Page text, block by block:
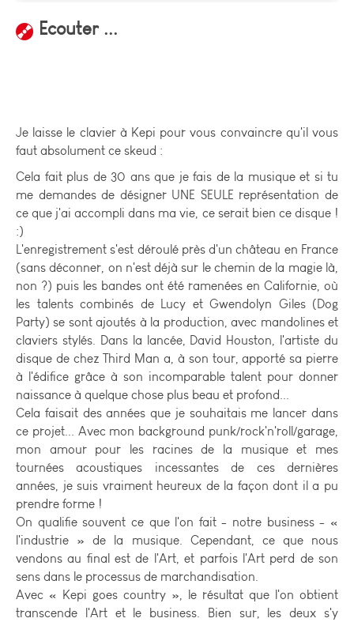
Ecouter ...
Je laisse le clavier à Kepi pour vous convaincre qu'il vous
faut absolument ce skeud :
Cela fait plus de 30 ans que je fais de la musique et si tu
me demandes de désigner UNE SEULE représentation de
ce que j'ai accompli dans ma vie, ce serait bien ce disque !
:)
L'enregistrement s'est déroulé près d'un château en France
(sans déconner, on n'est déjà sur le chemin de la magie là,
non ?) puis les bandes ont été ramenées en Californie, où
les talents combinés de Lucy et Gwendolyn Giles (Dog
Party) se sont ajoutés à la production, avec mandolines et
claviers stylés. Dans la lancée, David Houston, l'artiste du
disque de chez Third Man a, à son tour, apporté sa pierre
à l'édifice grâce à son incomparable talent pour donner
naissance à quelque chose plus beau et profond...
Cela faisait des années que je souhaitais me lancer dans
ce projet... Avec mon background punk/rock'n'roll/garage,
mon amour pour les racines de la musique et mes
tournées acoustiques incessantes de ces dernières
années, je suis vraiment heureux de la façon dont il a pu
prendre forme !
On qualifie souvent ce que l'on fait - notre business - «
l'industrie » de la musique. Cependant, ce que nous
vendons au final est de l'Art, et parfois l'Art perd de son
sens dans le processus de marchandisation.
Avec « Kepi goes country », le résultat que l'on obtient
transcende l'Art et le business. Bien sur, les deux s'y